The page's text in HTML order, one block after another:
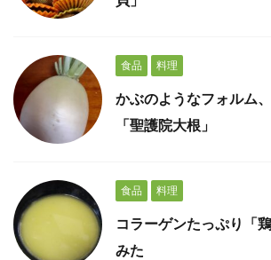
食品 料理
かぶのようなフォルム
「聖護院大根」
食品 料理
コラーゲンたっぷり「
みた